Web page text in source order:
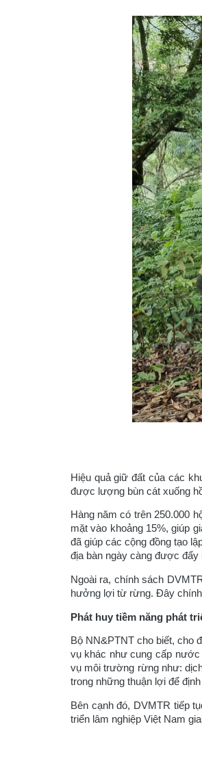
Hiệu quả giữ đất của các
được lượng bùn cát xuống
Hàng năm có trên 250.000
mặt vào khoảng 15%, giúp
đã giúp các cộng đồng tạo
địa bàn ngày càng được
Ngoài ra, chính sách
hưởng lợi từ rừng. Đây
Phát huy tiềm năng phát
Bộ NN&PTNT cho biết, cho
vụ khác như cung cấp nước
vụ môi trường rừng như:
trong những thuận lợi để
Bên cạnh đó, DVMTR tiếp
triển lâm nghiệp Việt Nam